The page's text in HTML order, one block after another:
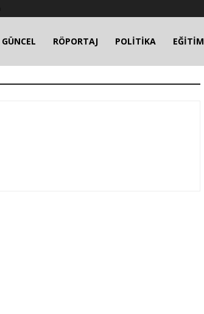
GÜNCEL RÖPORTAJ POLİTİKA EĞİTİM